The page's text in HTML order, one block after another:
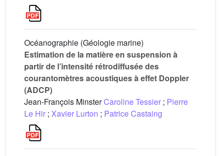
Océanographie (Géologie marine)
Estimation de la matière en suspension à
partir de l’intensité rétrodiffusée des
courantomètres acoustiques à effet Doppler
(ADCP)
Jean-François MinsterCaroline Tessier ; Pierre
Le Hir ; Xavier Lurton ; Patrice Castaing